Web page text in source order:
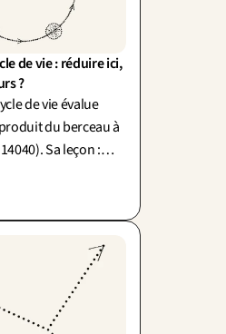
de vie : réduire ici,
?
de vie évalue
du berceau à
Sa leçon :